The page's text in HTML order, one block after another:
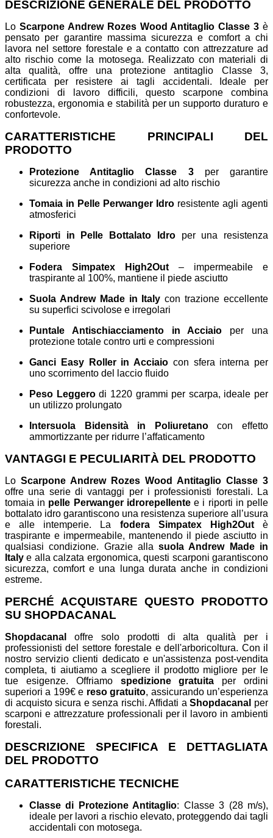
DESCRIZIONE GENERALE DEL PRODOTTO
Lo Scarpone Andrew Rozes Wood Antitaglio Classe 3 è
pensato per garantire massima sicurezza e comfort a chi
lavora nel settore forestale e a contatto con attrezzature ad
alto rischio come la motosega. Realizzato con materiali di
alta qualità, offre una protezione antitaglio Classe 3,
certificata per resistere ai tagli accidentali. Ideale per
condizioni di lavoro difficili, questo scarpone combina
robustezza, ergonomia e stabilità per un supporto duraturo e
confortevole.
CARATTERISTICHE PRINCIPALI DEL
PRODOTTO
Protezione Antitaglio Classe 3per garantire
sicurezza anche in condizioni ad alto rischio
Tomaia in Pelle Perwanger Idro resistente agli agenti
atmosferici
Riporti in Pelle Bottalato Idroper una resistenza
superiore
Fodera Simpatex High2Out – impermeabile e
traspirante al 100%, mantiene il piede asciutto
Suola Andrew Made in Italy con trazione eccellente
su superfici scivolose e irregolari
Puntale Antischiacciamento in Acciaio per una
protezione totale contro urti e compressioni
Ganci Easy Roller in Acciaio con sfera interna per
uno scorrimento del laccio fluido
Peso Leggerodi 1220 grammi per scarpa, ideale per
un utilizzo prolungato
Intersuola Bidensità in Poliuretanocon effetto
ammortizzante per ridurre l’affaticamento
VANTAGGI E PECULIARITÀ DEL PRODOTTO
Lo Scarpone Andrew Rozes Wood Antitaglio Classe 3
offre una serie di vantaggi per i professionisti forestali. La
tomaia in pelle Perwanger idrorepellentee i riporti in pelle
bottalato idro garantiscono una resistenza superiore all’usura
e alle intemperie. La fodera Simpatex High2Outè
traspirante e impermeabile, mantenendo il piede asciutto in
qualsiasi condizione. Grazie allasuola Andrew Made in
Italy e alla calzata ergonomica, questi scarponi garantiscono
sicurezza, comfort e una lunga durata anche in condizioni
estreme.
PERCHÉ ACQUISTARE QUESTO PRODOTTO
SU SHOPDACANAL
Shopdacanal
offre solo prodotti di alta qualità per i
professionisti del settore forestale e dell'arboricoltura. Con il
nostro servizio clienti dedicato e un'assistenza post-vendita
completa, ti aiutiamo a scegliere il prodotto migliore per le
tue esigenze. Offriamo spedizione gratuita per ordini
superiori a 199€ e reso gratuito, assicurando un’esperienza
di acquisto sicura e senza rischi. Affidati aShopdacanal per
scarponi e attrezzature professionali per il lavoro in ambienti
forestali.
DESCRIZIONE SPECIFICA E DETTAGLIATA
DEL PRODOTTO
CARATTERISTICHE TECNICHE
Classe di Protezione Antitaglio: Classe 3 (28 m/s),
ideale per lavori a rischio elevato, proteggendo dai tagli
accidentali con motosega.